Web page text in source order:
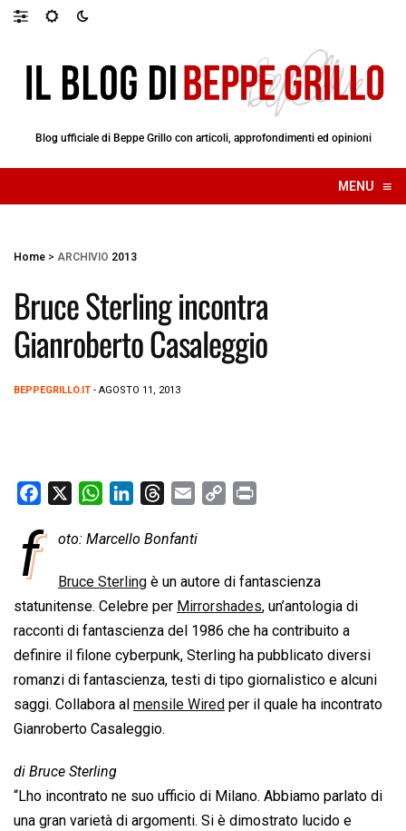
Blog ufficiale di Beppe Grillo con articoli, approfondimenti ed opinioni
MENU ≡
☰
Home > ARCHIVIO 2013
Bruce Sterling incontra
Gianroberto Casaleggio
BEPPEGRILLO.IT - AGOSTO 11, 2013
c
o
o
k
W
a
s
A
p
p
n
e
d
I
n
r
a
d
s
a
l
L
i
n
k
t
f oto: Marcello Bonfanti
Bruce Sterling è un autore di fantascienza
statunitense. Celebre per Mirrorshades, un’antologia di
racconti di fantascienza del 1986 che ha contribuito a
definire il filone cyberpunk, Sterling ha pubblicato diversi
romanzi di fantascienza, testi di tipo giornalistico e alcuni
saggi. Collabora al mensile Wired per il quale ha incontrato
Gianroberto Casaleggio.
di Bruce Sterling
“Lho incontrato ne suo ufficio di Milano. Abbiamo parlato di
una gran varietà di argomenti. Si è dimostrato lucido e